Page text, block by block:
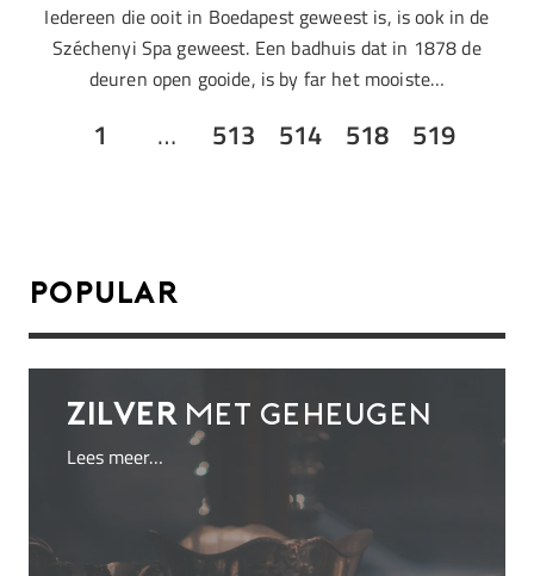
Iedereen die ooit in Boedapest geweest is, is ook in de
Széchenyi Spa geweest. Een badhuis dat in 1878 de
deuren open gooide, is by far het mooiste…
1 … 513 514 518 519
Popular
Zilvermet geheugen
Lees meer…